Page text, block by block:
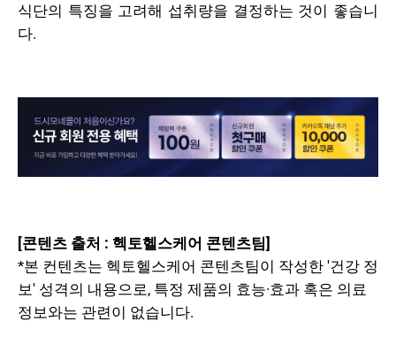
식단의 특징을 고려해 섭취량을 결정하는 것이 좋습니
다.
[콘텐츠 출처 : 헥토헬스케어 콘텐츠팀]
*본 컨텐츠는 헥토헬스케어 콘텐츠팀이 작성한 '건강 정
보' 성격의 내용으로, 특정 제품의 효능·효과 혹은 의료
정보와는 관련이 없습니다.